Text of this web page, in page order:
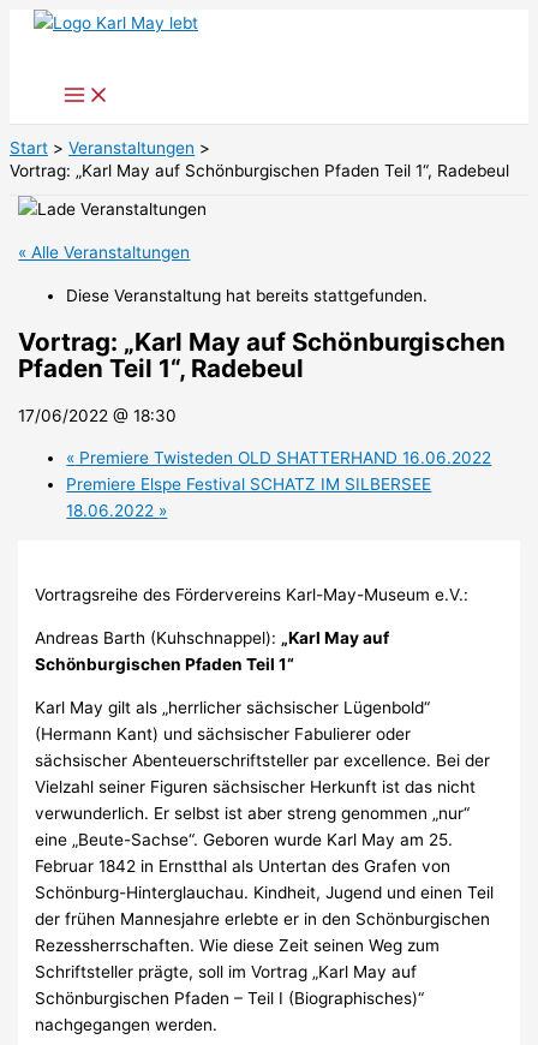
Zum
Start
Veranstaltungen
Vortrag: „Karl May auf Schönburgischen Pfaden Teil 1“, Radebeul
« Alle Veranstaltungen
Diese Veranstaltung hat bereits stattgefunden.
Vortrag: „Karl May auf Schönburgischen
Pfaden Teil 1“, Radebeul
17/06/2022 @ 18:30
« Premiere Twisteden OLD SHATTERHAND 16.06.2022
Premiere Elspe Festival SCHATZ IM SILBERSEE
18.06.2022 »
Vortragsreihe des Fördervereins Karl-May-Museum e.V.:
Andreas Barth (Kuhschnappel): „Karl May auf
Schönburgischen Pfaden Teil 1“
Karl May gilt als „herrlicher sächsischer Lügenbold“
(Hermann Kant) und sächsischer Fabulierer oder
sächsischer Abenteuerschriftsteller par excellence. Bei der
Vielzahl seiner Figuren sächsischer Herkunft ist das nicht
verwunderlich. Er selbst ist aber streng genommen „nur“
eine „Beute-Sachse“. Geboren wurde Karl May am 25.
Februar 1842 in Ernstthal als Untertan des Grafen von
Schönburg-Hinterglauchau. Kindheit, Jugend und einen Teil
der frühen Mannesjahre erlebte er in den Schönburgischen
Rezessherrschaften. Wie diese Zeit seinen Weg zum
Schriftsteller prägte, soll im Vortrag „Karl May auf
Schönburgischen Pfaden – Teil I (Biographisches)“
nachgegangen werden.